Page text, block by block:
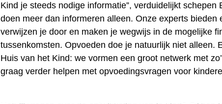
Kind je steeds nodige informatie”, verduidelijkt schepen
doen meer dan informeren alleen. Onze experts bieden
verwijzen je door en maken je wegwijs in de mogelijke
tussenkomsten. Opvoeden doe je natuurlijk niet alleen.
Huis van het Kind: we vormen een groot netwerk met
graag verder helpen met opvoedingsvragen voor